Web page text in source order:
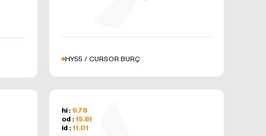
HY55 / CURSOR BURÇ
hi : 9.78
od : 15.81
id : 11.01